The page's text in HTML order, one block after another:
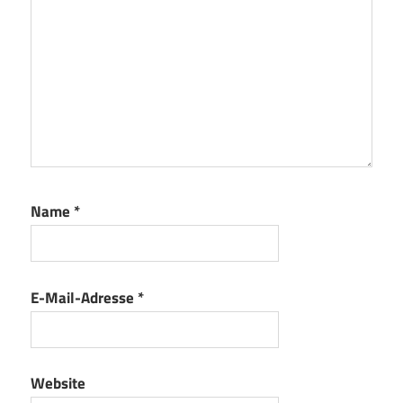
Name *
E-Mail-Adresse *
Website